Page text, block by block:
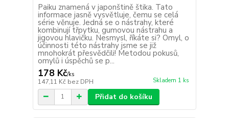
Paiku znamená v japonštině štika. Tato
informace jasně vysvětluje, čemu se celá
série věnuje. Jedná se o nástrahy, které
kombinují třpytku, gumovou nástrahu a
jigovou hlavičku. Nesmysl, říkáte si? Omyl, o
účinnosti této nástrahy jsme se již
mnohokrát přesvědčili! Metodou pokusů,
omylů i úspěchů se p...
178 Kč/ks
147,11 Kč bez DPH Skladem 1 ks
Přidat do košíku